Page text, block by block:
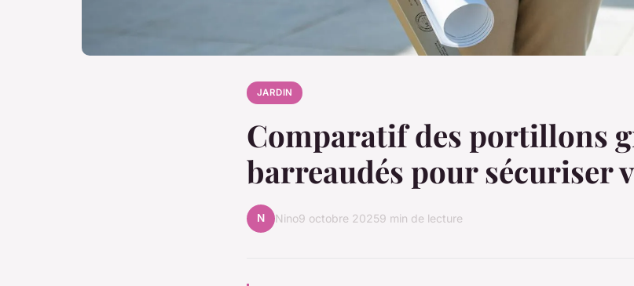
JARDIN
Comparatif des portillons
barreaudés pour sécuriser
N Nino9 octobre 20259 min de lecture